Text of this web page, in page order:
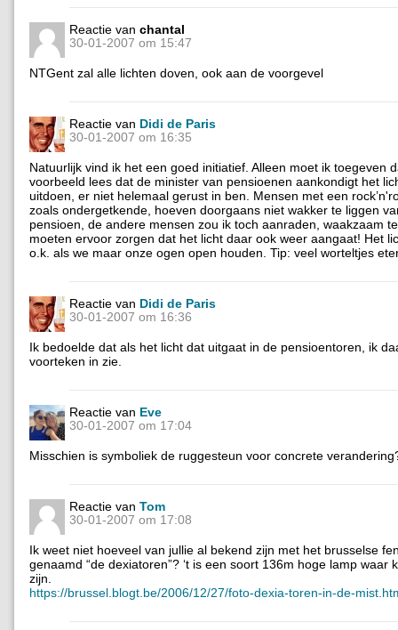
Reactie van chantal
30-01-2007 om 15:47
NTGent zal alle lichten doven, ook aan de voorgevel
Reactie van Didi de Paris
30-01-2007 om 16:35
Natuurlijk vind ik het een goed initiatief. Alleen moet ik toegeven
voorbeeld lees dat de minister van pensioenen aankondigt het
uitdoen, er niet helemaal gerust in ben. Mensen met een
zoals ondergetkende, hoeven doorgaans niet wakker te liggen
pensioen, de andere mensen zou ik toch aanraden, waakzaam
moeten ervoor zorgen dat het licht daar ook weer aangaat! Het
o.k. als we maar onze ogen open houden. Tip: veel worteltjes
Reactie van Didi de Paris
30-01-2007 om 16:36
Ik bedoelde dat als het licht dat uitgaat in de pensioentoren, ik
voorteken in zie.
Reactie van Eve
30-01-2007 om 17:04
Misschien is symboliek de ruggesteun voor concrete
Reactie van Tom
30-01-2007 om 17:08
Ik weet niet hoeveel van jullie al bekend zijn met het brusselse
genaamd “de dexiatoren”? ‘t is een soort 136m hoge lamp waar
zijn.
https://brussel.blogt.be/2006/12/27/foto-dexia-toren-in-de-